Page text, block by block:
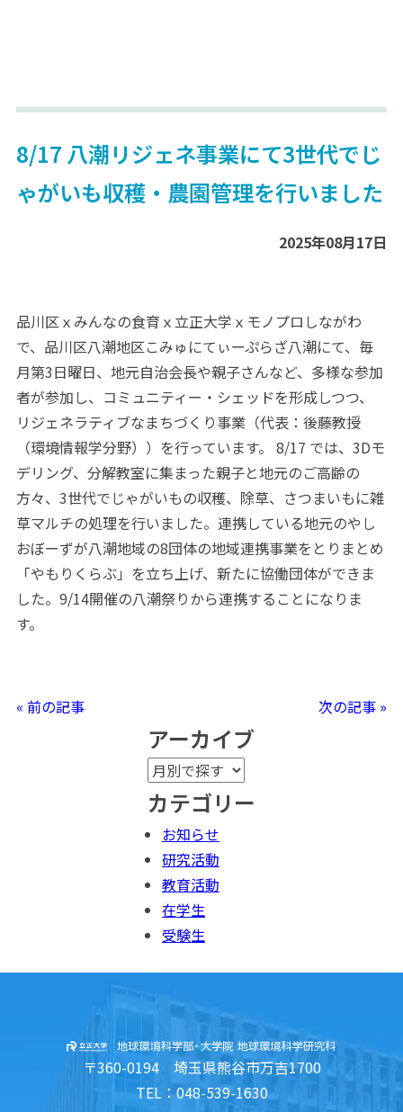
8/17 八潮リジェネ事業にて3世代でじ
ゃがいも収穫・農園管理を行いました
2025年08月17日
品川区ｘみんなの食育ｘ立正大学ｘモノプロしながわ
で、品川区八潮地区こみゅにてぃーぷらざ八潮にて、毎
月第3日曜日、地元自治会長や親子さんなど、多様な参加
者が参加し、コミュニティー・シェッドを形成しつつ、
リジェネラティブなまちづくり事業（代表：後藤教授
（環境情報学分野））を行っています。 8/17 では、3Dモ
デリング、分解教室に集まった親子と地元のご高齢の
方々、3世代でじゃがいもの収穫、除草、さつまいもに雑
草マルチの処理を行いました。連携している地元のやし
おぼーずが八潮地域の8団体の地域連携事業をとりまとめ
「やもりくらぶ」を立ち上げ、新たに協働団体ができま
した。9/14開催の八潮祭りから連携することになりま
す。
« 前の記事 次の記事 »
アーカイブ
カテゴリー
お知らせ
研究活動
教育活動
在学生
受験生
〒360-0194 埼玉県熊谷市万吉1700
TEL：048-539-1630